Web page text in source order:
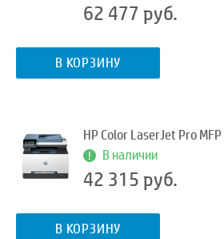
62 477 руб.
В КОРЗИНУ
HP Color LaserJet Pro
В наличии
42 315 руб.
В КОРЗИНУ